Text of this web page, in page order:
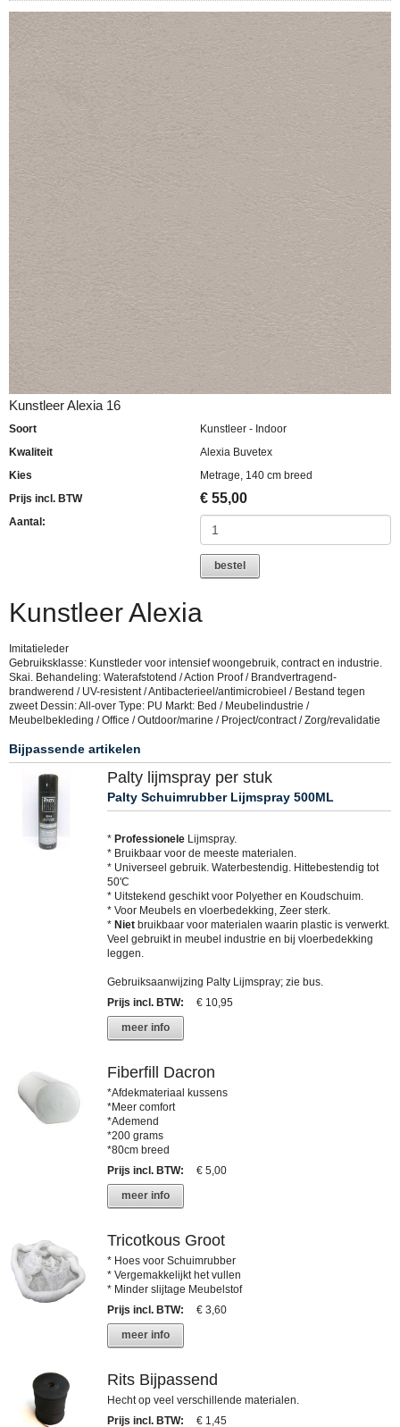
Kunstleer Alexia 16
Soort
Kunstleer - Indoor
Kwaliteit
Alexia Buvetex
Kies
Metrage, 140 cm breed
Prijs incl. BTW
€ 55,00
Aantal:
bestel
Kunstleer Alexia
Imitatieleder
Gebruiksklasse: Kunstleder voor intensief woongebruik, contract en industrie.
Skai. Behandeling: Waterafstotend / Action Proof / Brandvertragend-
brandwerend / UV-resistent / Antibacterieel/antimicrobieel / Bestand tegen
zweet Dessin: All-over Type: PU Markt: Bed / Meubelindustrie /
Meubelbekleding / Office / Outdoor/marine / Project/contract / Zorg/revalidatie
Bijpassende artikelen
Palty lijmspray per stuk
Palty Schuimrubber Lijmspray 500ML
* Professionele Lijmspray.
* Bruikbaar voor de meeste materialen.
* Universeel gebruik. Waterbestendig. Hittebestendig tot
50'C
* Uitstekend geschikt voor Polyether en Koudschuim.
* Voor Meubels en vloerbedekking, Zeer sterk.
* Niet bruikbaar voor materialen waarin plastic is verwerkt.
Veel gebruikt in meubel industrie en bij vloerbedekking
leggen.
Gebruiksaanwijzing Palty Lijmspray; zie bus.
Prijs incl. BTW:
€ 10,95
meer info
Fiberfill Dacron
*Afdekmateriaal kussens
*Meer comfort
*Ademend
*200 grams
*80cm breed
Prijs incl. BTW:
€ 5,00
meer info
Tricotkous Groot
* Hoes voor Schuimrubber
* Vergemakkelijkt het vullen
* Minder slijtage Meubelstof
Prijs incl. BTW:
€ 3,60
meer info
Rits Bijpassend
Hecht op veel verschillende materialen.
Prijs incl. BTW: € 1,45